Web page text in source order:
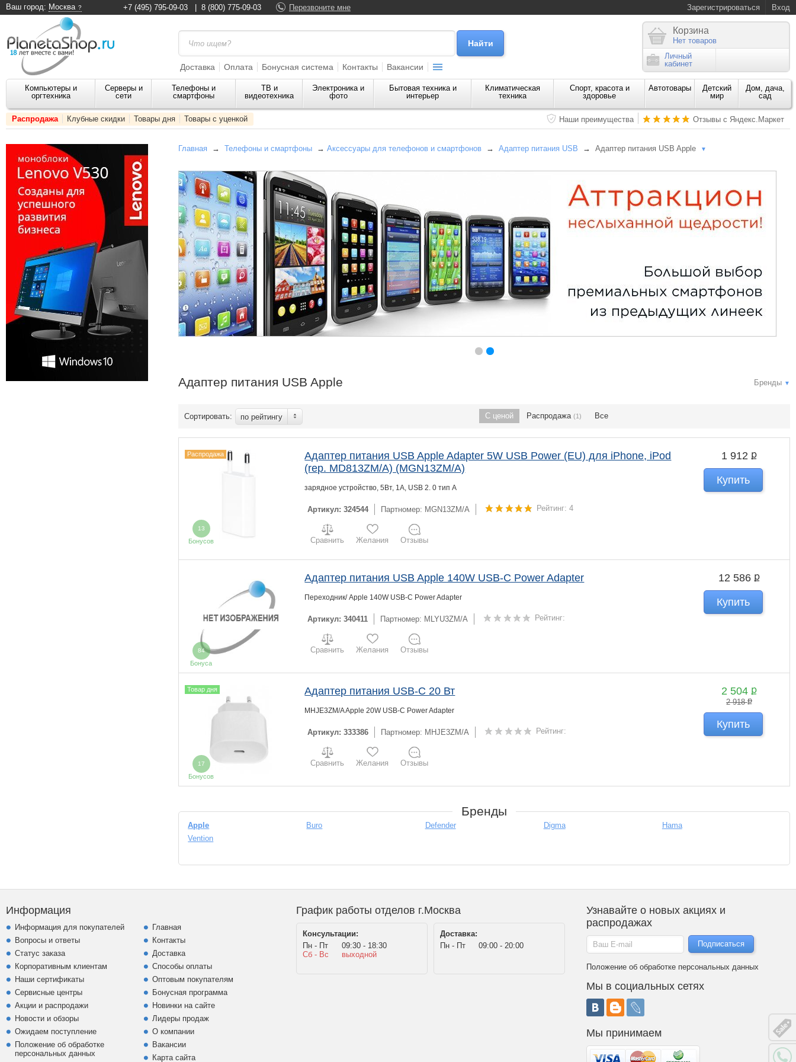
Ваш город: Москва Зарегистрироваться Вход
+7 (495) 795-09-03 8 (800) 775-09-03 Перезвоните мне
Доставка Оплата Бонусная система Контакты Вакансии
Корзина
Нет товаров
Личный
кабинет
Компьютеры и
оргтехника
Серверы и
сети
Телефоны и
смартфоны
ТВ и
видеотехника
Электроника и
фото
Бытовая техника и
интерьер
Климатическая
техника
Спорт, красота и
здоровье
Автотовары
Детский
мир
Дом, дача,
сад
Распродажа Клубные скидки Товары дня Товары с уценкой Наши преимущества Отзывы с Яндекс.Маркет
Главная →Телефоны и смартфоны →Аксессуары для телефонов и смартфонов →Адаптер питания USB →Адаптер питания USB Apple ▼
Бренды ▼
Адаптер питания USB Apple
Сортировать: по рейтингу С ценой Распродажа (1) Все
13
Бонусов
Распродажа 1 912 ք
Купить
Адаптер питания USB Apple Adapter 5W USB Power (EU) для iPhone, iPod
(rep. MD813ZM/A) (MGN13ZM/A)
зарядное устройство, 5Вт, 1A, USB 2. 0 тип A
Артикул: 324544 Партномер: MGN13ZM/A Рейтинг: 4
Сравнить Желания Отзывы
84
Бонуса
12 586 ք
Купить
Адаптер питания USB Apple 140W USB-C Power Adapter
Переходник/ Apple 140W USB-C Power Adapter
Артикул: 340411 Партномер: MLYU3ZM/A Рейтинг:
Сравнить Желания Отзывы
17
Бонусов
Товар дня 2 504 ք
2 918ք
Купить
Адаптер питания USB-C 20 Вт
MHJE3ZM/A Apple 20W USB-C Power Adapter
Артикул: 333386 Партномер: MHJE3ZM/A Рейтинг:
Сравнить Желания Отзывы
Бренды
Apple Buro Defender Digma
Hama
Vention
Информация
Информация для покупателей
Вопросы и ответы
Статус заказа
Корпоративным клиентам
Наши сертификаты
Сервисные центры
Акции и распродажи
Новости и обзоры
Ожидаем поступление
Положение об обработке
персональных данных
Главная
Контакты
Доставка
Способы оплаты
Оптовым покупателям
Бонусная программа
Новинки на сайте
Лидеры продаж
О компании
Вакансии
Карта сайта
График работы отделов г.Москва
Консультации:
Пн - Пт
09:30 - 18:30
Сб - Вс
выходной
Доставка:
Пн - Пт
09:00 - 20:00
Узнавайте о новых акциях и
распродажах
Положение об обработке персональных данных
Мы в социальных сетях
Мы принимаем